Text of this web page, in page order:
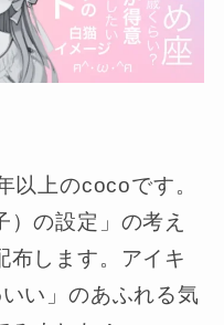
以上のcocoです。
の設定」の考え
布します。アイキ
い」のあふれる気